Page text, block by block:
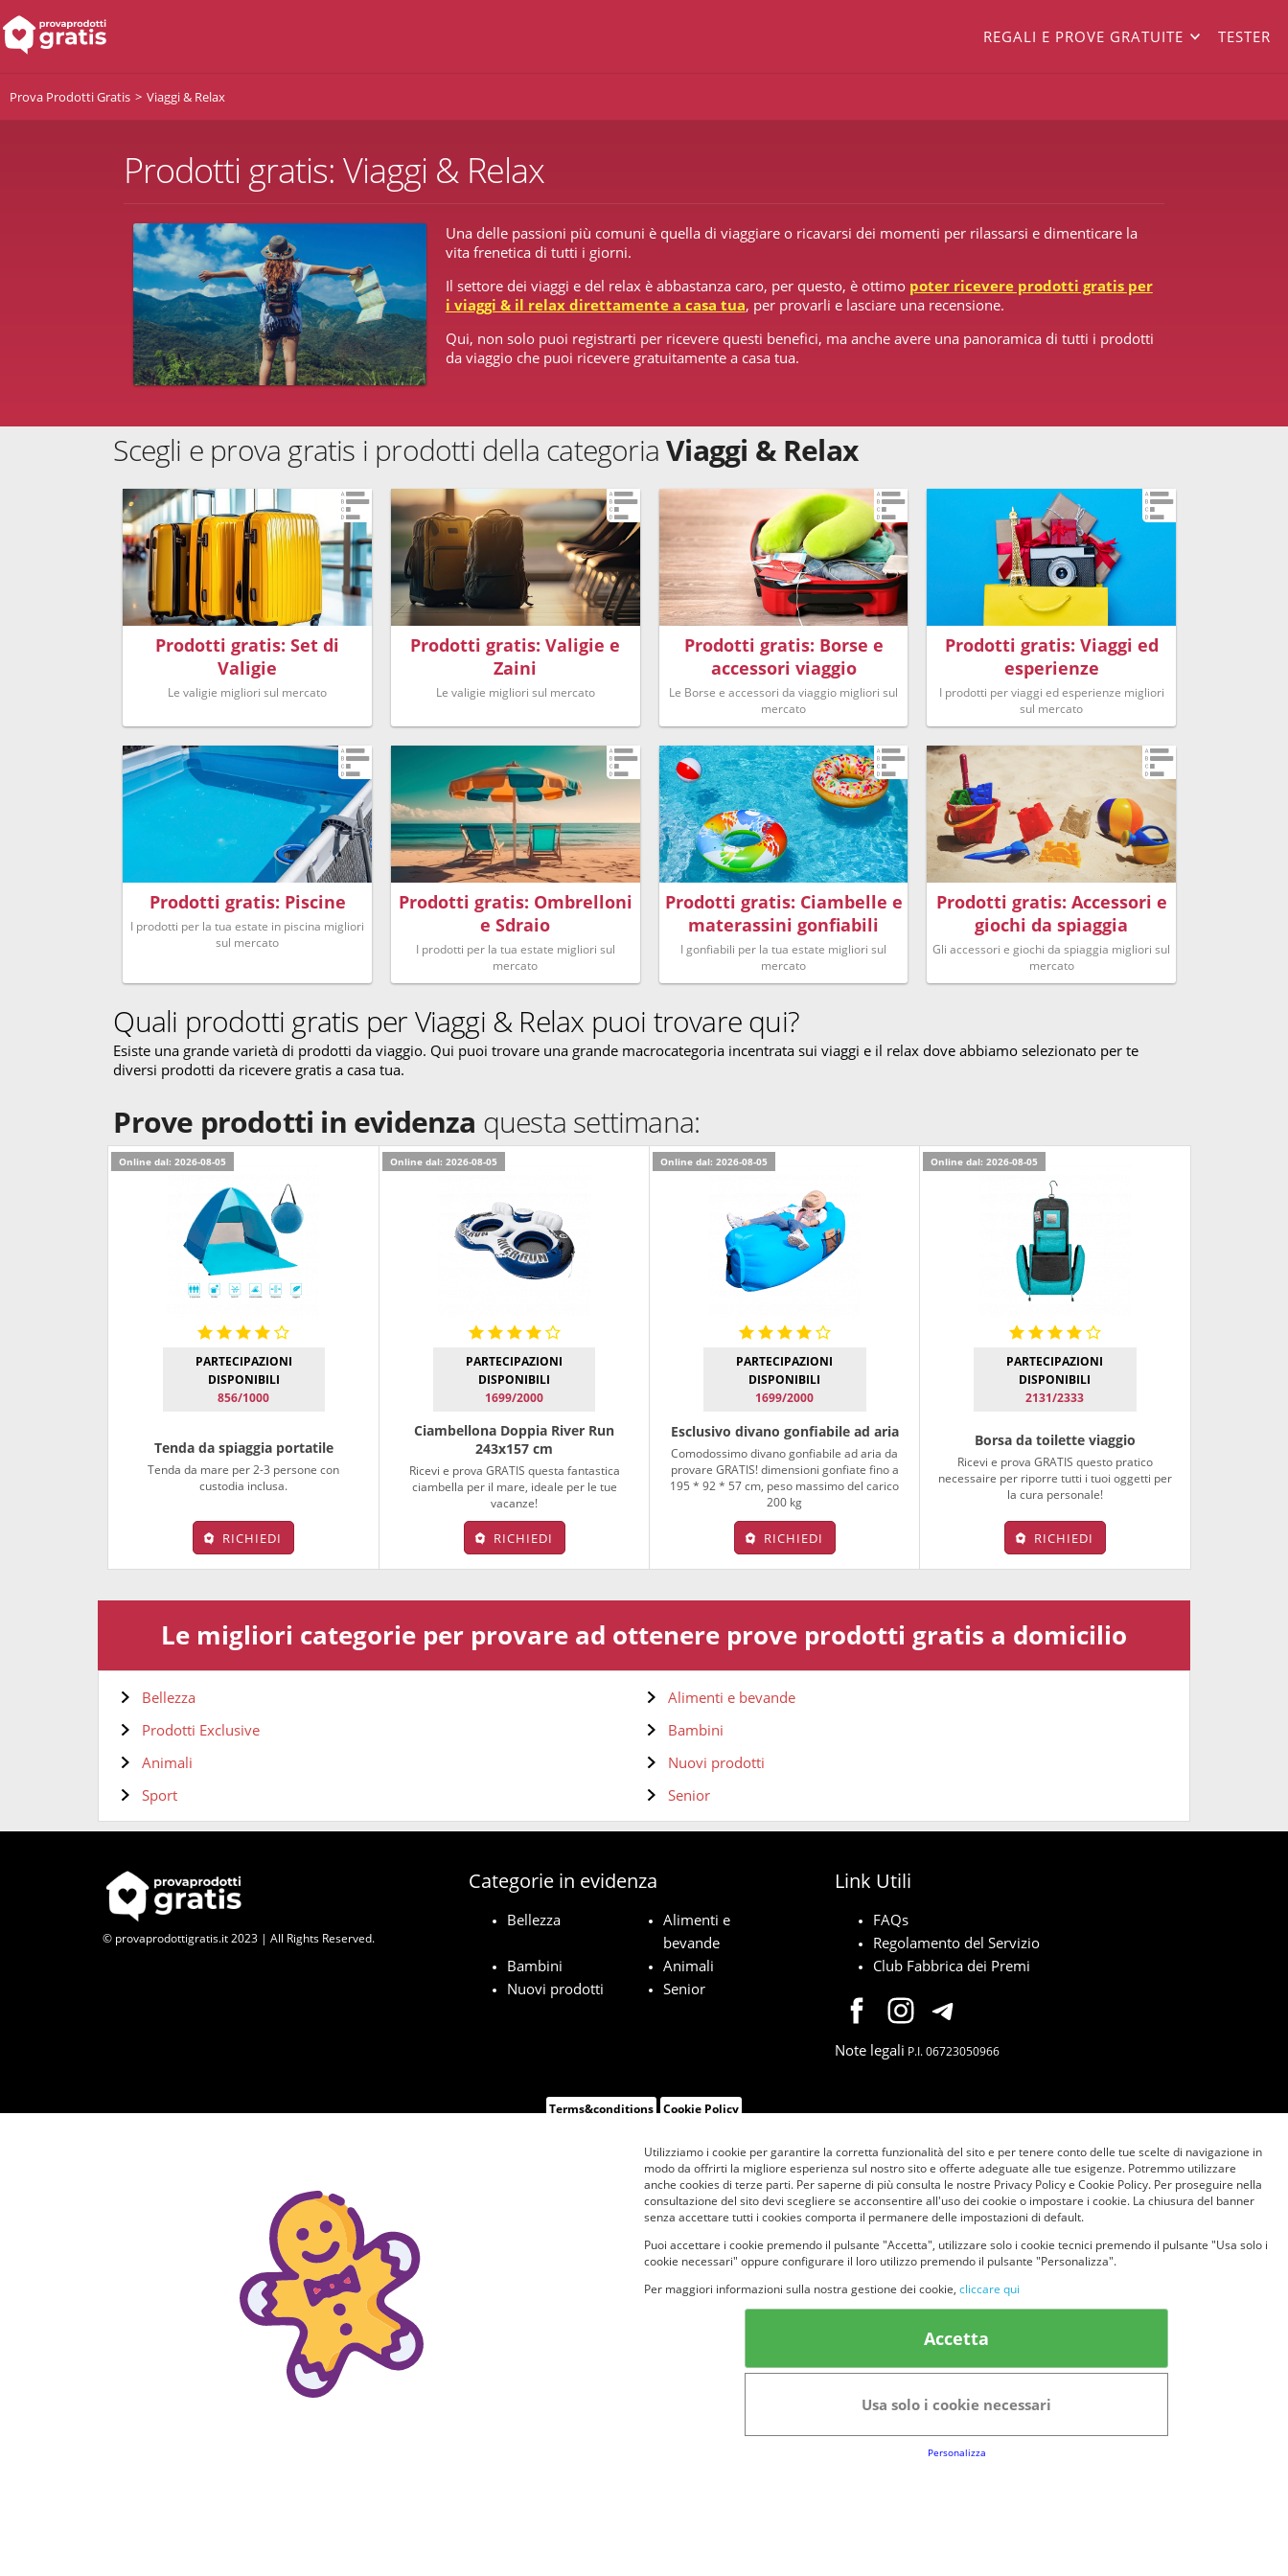
REGALI E PROVE GRATUITE TESTER
Prova Prodotti Gratis Viaggi & Relax
Prodotti gratis: Viaggi & Relax
Una delle passioni più comuni è quella di viaggiare o ricavarsi dei momenti per rilassarsi e dimenticare la
vita frenetica di tutti i giorni.
Il settore dei viaggi e del relax è abbastanza caro, per questo, è ottimo poter ricevere prodotti gratis per
i viaggi & il relax direttamente a casa tua, per provarli e lasciare una recensione.
Qui, non solo puoi registrarti per ricevere questi benefici, ma anche avere una panoramica di tutti i prodotti
da viaggio che puoi ricevere gratuitamente a casa tua.
Scegli e prova gratis i prodotti della categoriaViaggi & Relax
Prodotti gratis: Set di
Valigie
Le valigie migliori sul mercato
Prodotti gratis: Valigie e
Zaini
Le valigie migliori sul mercato
Prodotti gratis: Borse e
accessori viaggio
Le Borse e accessori da viaggio migliori sul
mercato
Prodotti gratis: Viaggi ed
esperienze
I prodotti per viaggi ed esperienze migliori
sul mercato
Prodotti gratis: Piscine
I prodotti per la tua estate in piscina migliori
sul mercato
Prodotti gratis: Ombrelloni
e Sdraio
I prodotti per la tua estate migliori sul
mercato
Prodotti gratis: Ciambelle e
materassini gonfiabili
I gonfiabili per la tua estate migliori sul
mercato
Prodotti gratis: Accessori e
giochi da spiaggia
Gli accessori e giochi da spiaggia migliori sul
mercato
Quali prodotti gratis per Viaggi & Relax puoi trovare qui?
Esiste una grande varietà di prodotti da viaggio. Qui puoi trovare una grande macrocategoria incentrata sui viaggi e il relax dove abbiamo selezionato per te
diversi prodotti da ricevere gratis a casa tua.
Prove prodotti in evidenza questa settimana:
Online dal: 2026-08-05
PARTECIPAZIONI
DISPONIBILI
856/1000
Tenda da spiaggia portatile
Tenda da mare per 2-3 persone con
custodia inclusa.
RICHIEDI
Online dal: 2026-08-05
PARTECIPAZIONI
DISPONIBILI
1699/2000
Ciambellona Doppia River Run
243x157 cm
Ricevi e prova GRATIS questa fantastica
ciambella per il mare, ideale per le tue
vacanze!
RICHIEDI
Online dal: 2026-08-05
PARTECIPAZIONI
DISPONIBILI
1699/2000
Esclusivo divano gonfiabile ad aria
Comodossimo divano gonfiabile ad aria da
provare GRATIS! dimensioni gonfiate fino a
195 * 92 * 57 cm, peso massimo del carico
200 kg
RICHIEDI
Online dal: 2026-08-05
PARTECIPAZIONI
DISPONIBILI
2131/2333
Borsa da toilette viaggio
Ricevi e prova GRATIS questo pratico
necessaire per riporre tutti i tuoi oggetti per
la cura personale!
RICHIEDI
Le migliori categorie per provare ad ottenere prove prodotti gratis a domicilio
Bellezza
Alimenti e bevande
Prodotti Exclusive
Bambini
Animali
Nuovi prodotti
Sport
Senior
© provaprodottigratis.it 2023 | All Rights Reserved.
Categorie in evidenza
Bellezza
Alimenti e
bevande
Bambini
Animali
Nuovi prodotti
Senior
Link Utili
FAQs
Regolamento del Servizio
Club Fabbrica dei Premi
Note legali P.I. 06723050966
Terms&conditions Cookie Policy
Utilizziamo i cookie per garantire la corretta funzionalità del sito e per tenere conto delle tue scelte di navigazione in
modo da offrirti la migliore esperienza sul nostro sito e offerte adeguate alle tue esigenze. Potremmo utilizzare
anche cookies di terze parti. Per saperne di più consulta le nostre Privacy Policy e Cookie Policy. Per proseguire nella
consultazione del sito devi scegliere se acconsentire all'uso dei cookie o impostare i cookie. La chiusura del banner
senza accettare tutti i cookies comporta il permanere delle impostazioni di default.
Puoi accettare i cookie premendo il pulsante "Accetta", utilizzare solo i cookie tecnici premendo il pulsante "Usa solo i
cookie necessari" oppure configurare il loro utilizzo premendo il pulsante "Personalizza".
Per maggiori informazioni sulla nostra gestione dei cookie, cliccare qui
Accetta
Usa solo i cookie necessari
Personalizza